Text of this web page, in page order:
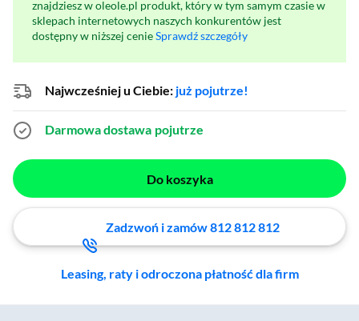
znajdziesz w oleole.pl produkt, który w tym samym czasie w
sklepach internetowych naszych konkurentów jest
dostępny w niższej cenieSprawdź szczegóły
Najwcześniej u Ciebie: już pojutrze!
Darmowa dostawa pojutrze
Do koszyka
Zadzwoń i zamów 812 812 812
Leasing, raty i odroczona płatność dla firm